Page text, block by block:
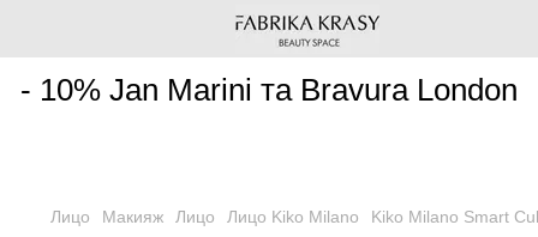
- 10% Jan Marini та Bravura London
Лицо Макияж Лицо Лицо Kiko Milano Kiko Milano Smart